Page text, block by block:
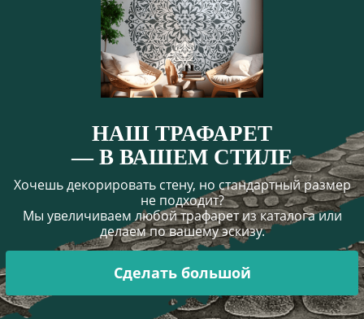
НАШ ТРАФАРЕТ
— В ВАШЕМ СТИЛЕ
Хочешь декорировать стену, но стандартный размер
не подходит?
Мы увеличиваем любой трафарет из каталога или
делаем по вашему эскизу.
Сделать большой